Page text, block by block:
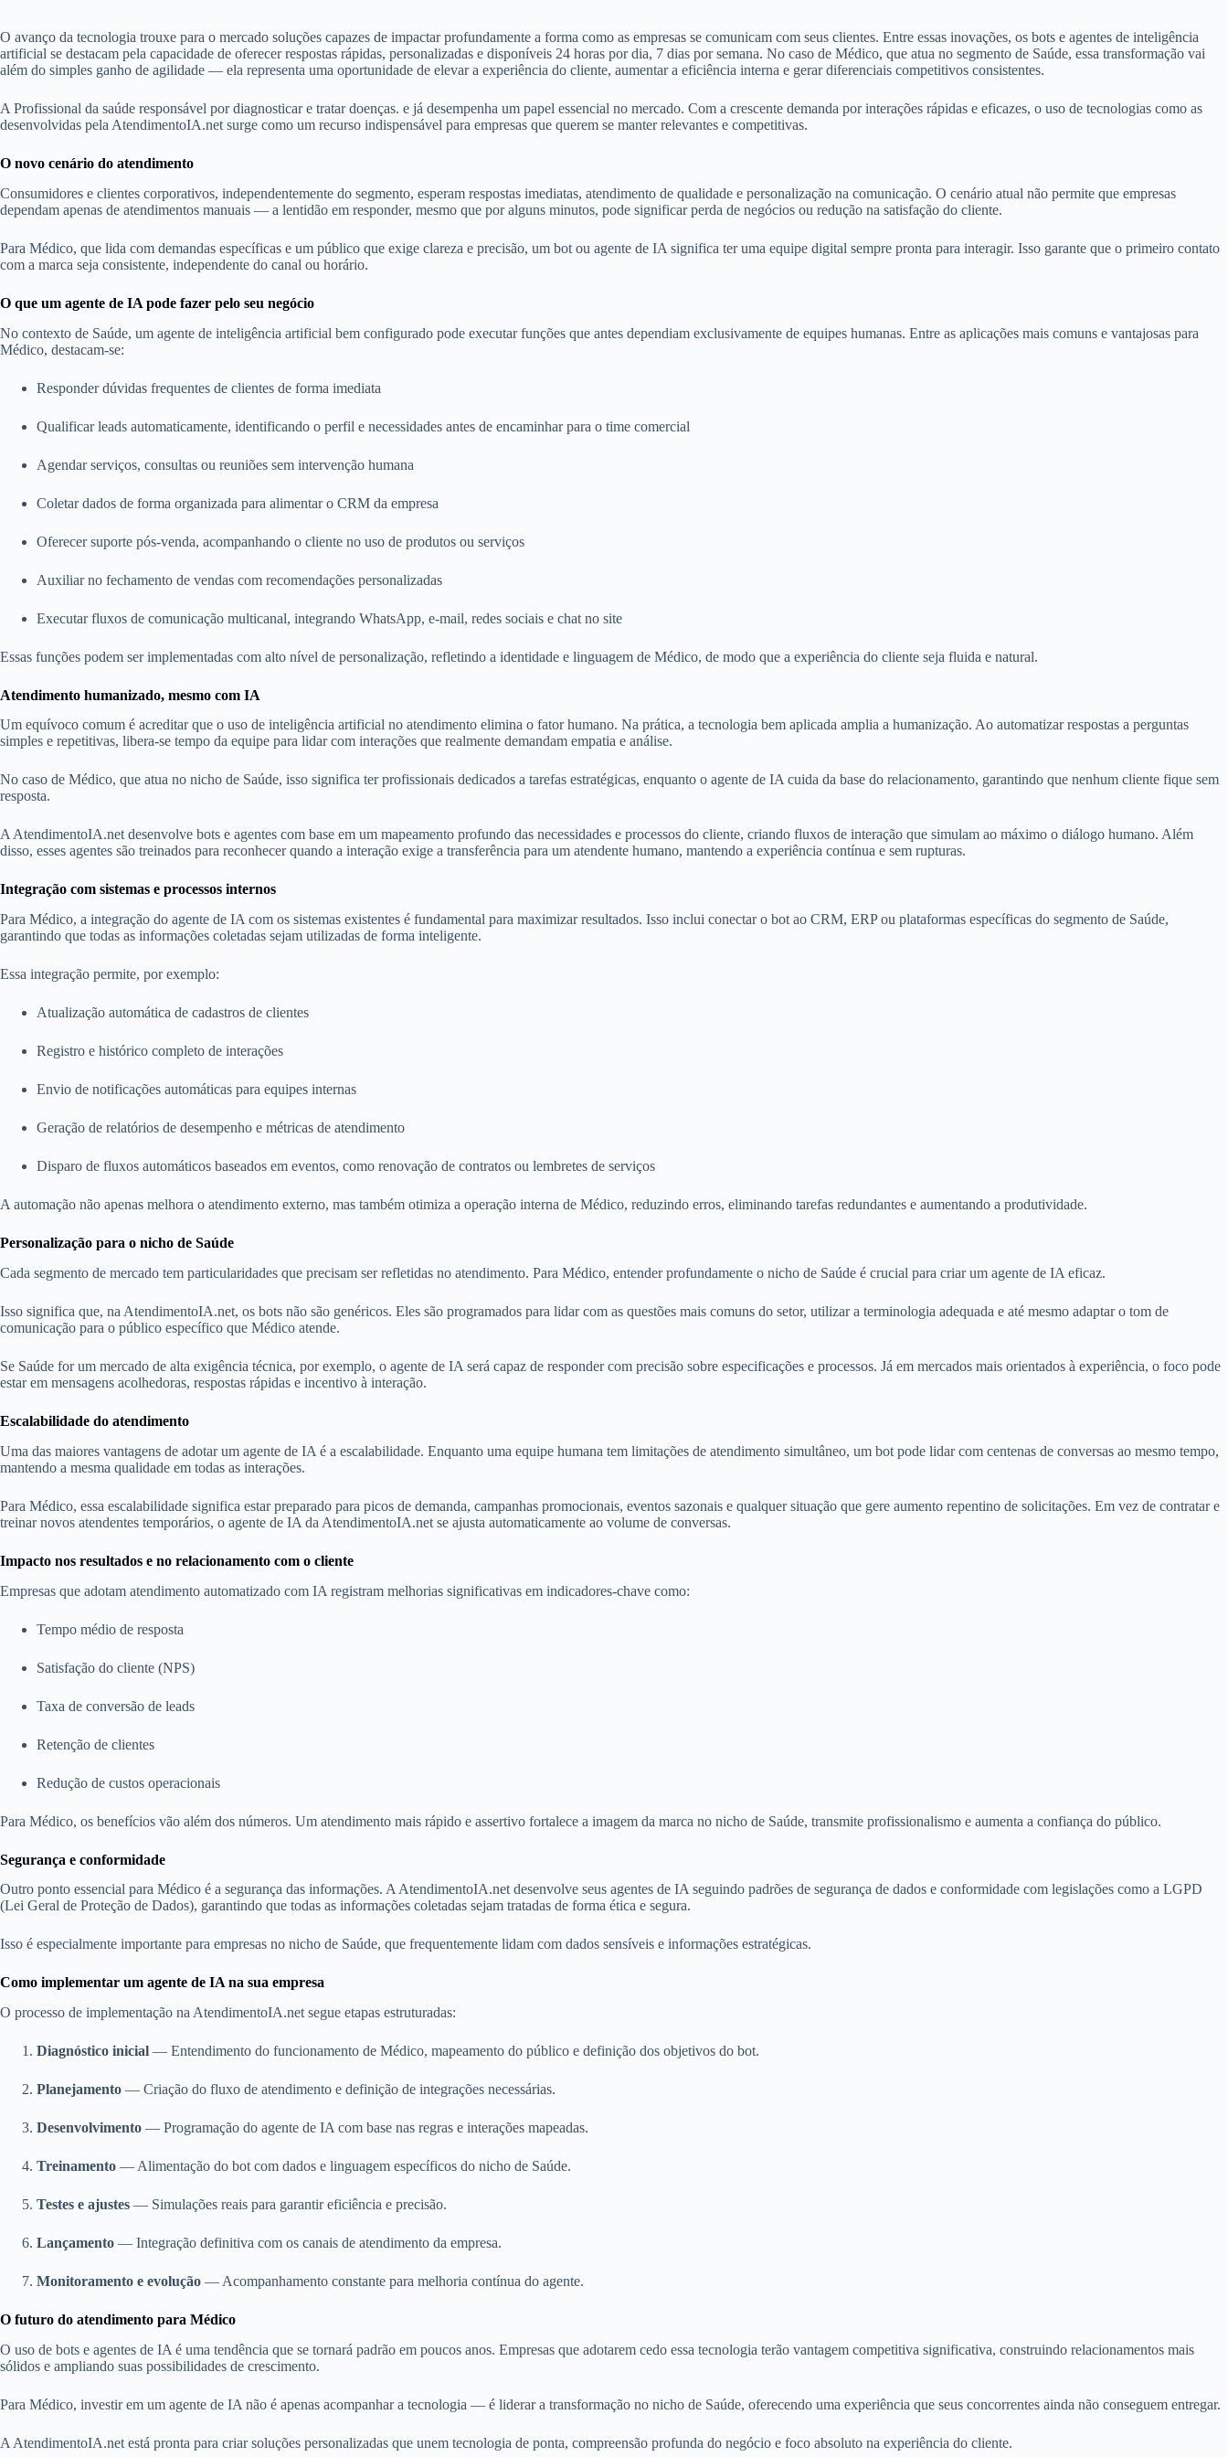
O avanço da tecnologia trouxe para o mercado soluções capazes de impactar profundamente a forma como as empresas se comunicam com seus clientes. Entre essas inovações, os bots e agentes de inteligência
artificial se destacam pela capacidade de oferecer respostas rápidas, personalizadas e disponíveis 24 horas por dia, 7 dias por semana. No caso de Médico, que atua no segmento de Saúde, essa transformação vai
além do simples ganho de agilidade — ela representa uma oportunidade de elevar a experiência do cliente, aumentar a eficiência interna e gerar diferenciais competitivos consistentes.
A Profissional da saúde responsável por diagnosticar e tratar doenças. e já desempenha um papel essencial no mercado. Com a crescente demanda por interações rápidas e eficazes, o uso de tecnologias como as
desenvolvidas pela AtendimentoIA.net surge como um recurso indispensável para empresas que querem se manter relevantes e competitivas.
O novo cenário do atendimento
Consumidores e clientes corporativos, independentemente do segmento, esperam respostas imediatas, atendimento de qualidade e personalização na comunicação. O cenário atual não permite que empresas
dependam apenas de atendimentos manuais — a lentidão em responder, mesmo que por alguns minutos, pode significar perda de negócios ou redução na satisfação do cliente.
Para Médico, que lida com demandas específicas e um público que exige clareza e precisão, um bot ou agente de IA significa ter uma equipe digital sempre pronta para interagir. Isso garante que o primeiro contato
com a marca seja consistente, independente do canal ou horário.
O que um agente de IA pode fazer pelo seu negócio
No contexto de Saúde, um agente de inteligência artificial bem configurado pode executar funções que antes dependiam exclusivamente de equipes humanas. Entre as aplicações mais comuns e vantajosas para
Médico, destacam-se:
Responder dúvidas frequentes de clientes de forma imediata
Qualificar leads automaticamente, identificando o perfil e necessidades antes de encaminhar para o time comercial
Agendar serviços, consultas ou reuniões sem intervenção humana
Coletar dados de forma organizada para alimentar o CRM da empresa
Oferecer suporte pós-venda, acompanhando o cliente no uso de produtos ou serviços
Auxiliar no fechamento de vendas com recomendações personalizadas
Executar fluxos de comunicação multicanal, integrando WhatsApp, e-mail, redes sociais e chat no site
Essas funções podem ser implementadas com alto nível de personalização, refletindo a identidade e linguagem de Médico, de modo que a experiência do cliente seja fluida e natural.
Atendimento humanizado, mesmo com IA
Um equívoco comum é acreditar que o uso de inteligência artificial no atendimento elimina o fator humano. Na prática, a tecnologia bem aplicada amplia a humanização. Ao automatizar respostas a perguntas
simples e repetitivas, libera-se tempo da equipe para lidar com interações que realmente demandam empatia e análise.
No caso de Médico, que atua no nicho de Saúde, isso significa ter profissionais dedicados a tarefas estratégicas, enquanto o agente de IA cuida da base do relacionamento, garantindo que nenhum cliente fique sem
resposta.
A AtendimentoIA.net desenvolve bots e agentes com base em um mapeamento profundo das necessidades e processos do cliente, criando fluxos de interação que simulam ao máximo o diálogo humano. Além
disso, esses agentes são treinados para reconhecer quando a interação exige a transferência para um atendente humano, mantendo a experiência contínua e sem rupturas.
Integração com sistemas e processos internos
Para Médico, a integração do agente de IA com os sistemas existentes é fundamental para maximizar resultados. Isso inclui conectar o bot ao CRM, ERP ou plataformas específicas do segmento de Saúde,
garantindo que todas as informações coletadas sejam utilizadas de forma inteligente.
Essa integração permite, por exemplo:
Atualização automática de cadastros de clientes
Registro e histórico completo de interações
Envio de notificações automáticas para equipes internas
Geração de relatórios de desempenho e métricas de atendimento
Disparo de fluxos automáticos baseados em eventos, como renovação de contratos ou lembretes de serviços
A automação não apenas melhora o atendimento externo, mas também otimiza a operação interna de Médico, reduzindo erros, eliminando tarefas redundantes e aumentando a produtividade.
Personalização para o nicho de Saúde
Cada segmento de mercado tem particularidades que precisam ser refletidas no atendimento. Para Médico, entender profundamente o nicho de Saúde é crucial para criar um agente de IA eficaz.
Isso significa que, na AtendimentoIA.net, os bots não são genéricos. Eles são programados para lidar com as questões mais comuns do setor, utilizar a terminologia adequada e até mesmo adaptar o tom de
comunicação para o público específico que Médico atende.
Se Saúde for um mercado de alta exigência técnica, por exemplo, o agente de IA será capaz de responder com precisão sobre especificações e processos. Já em mercados mais orientados à experiência, o foco pode
estar em mensagens acolhedoras, respostas rápidas e incentivo à interação.
Escalabilidade do atendimento
Uma das maiores vantagens de adotar um agente de IA é a escalabilidade. Enquanto uma equipe humana tem limitações de atendimento simultâneo, um bot pode lidar com centenas de conversas ao mesmo tempo,
mantendo a mesma qualidade em todas as interações.
Para Médico, essa escalabilidade significa estar preparado para picos de demanda, campanhas promocionais, eventos sazonais e qualquer situação que gere aumento repentino de solicitações. Em vez de contratar e
treinar novos atendentes temporários, o agente de IA da AtendimentoIA.net se ajusta automaticamente ao volume de conversas.
Impacto nos resultados e no relacionamento com o cliente
Empresas que adotam atendimento automatizado com IA registram melhorias significativas em indicadores-chave como:
Tempo médio de resposta
Satisfação do cliente (NPS)
Taxa de conversão de leads
Retenção de clientes
Redução de custos operacionais
Para Médico, os benefícios vão além dos números. Um atendimento mais rápido e assertivo fortalece a imagem da marca no nicho de Saúde, transmite profissionalismo e aumenta a confiança do público.
Segurança e conformidade
Outro ponto essencial para Médico é a segurança das informações. A AtendimentoIA.net desenvolve seus agentes de IA seguindo padrões de segurança de dados e conformidade com legislações como a LGPD
(Lei Geral de Proteção de Dados), garantindo que todas as informações coletadas sejam tratadas de forma ética e segura.
Isso é especialmente importante para empresas no nicho de Saúde, que frequentemente lidam com dados sensíveis e informações estratégicas.
Como implementar um agente de IA na sua empresa
O processo de implementação na AtendimentoIA.net segue etapas estruturadas:
Diagnóstico inicial — Entendimento do funcionamento de Médico, mapeamento do público e definição dos objetivos do bot.
Planejamento — Criação do fluxo de atendimento e definição de integrações necessárias.
Desenvolvimento — Programação do agente de IA com base nas regras e interações mapeadas.
Treinamento — Alimentação do bot com dados e linguagem específicos do nicho de Saúde.
Testes e ajustes — Simulações reais para garantir eficiência e precisão.
Lançamento — Integração definitiva com os canais de atendimento da empresa.
Monitoramento e evolução — Acompanhamento constante para melhoria contínua do agente.
O futuro do atendimento para Médico
O uso de bots e agentes de IA é uma tendência que se tornará padrão em poucos anos. Empresas que adotarem cedo essa tecnologia terão vantagem competitiva significativa, construindo relacionamentos mais
sólidos e ampliando suas possibilidades de crescimento.
Para Médico, investir em um agente de IA não é apenas acompanhar a tecnologia — é liderar a transformação no nicho de Saúde, oferecendo uma experiência que seus concorrentes ainda não conseguem entregar.
A AtendimentoIA.net está pronta para criar soluções personalizadas que unem tecnologia de ponta, compreensão profunda do negócio e foco absoluto na experiência do cliente.